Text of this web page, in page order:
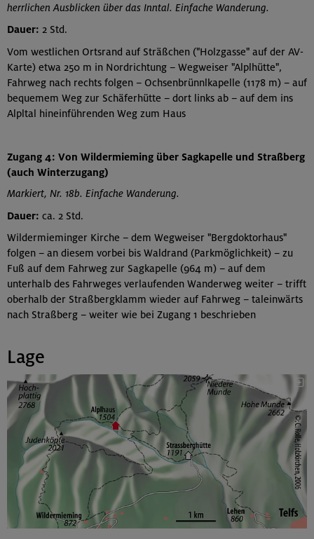
herrlichen Ausblicken über das Inntal. Einfache Wanderung.
Dauer: 2 Std.
Vom westlichen Ortsrand auf Sträßchen ("Holzgasse" auf der AV-
Karte) etwa 250 m in Nordrichtung – Wegweiser "Alplhütte",
Fahrweg nach rechts folgen – Ochsenbrünnlkapelle (1178 m) – auf
bequemem Weg zur Schäferhütte – dort links ab – auf dem ins
Alpltal hineinführenden Weg zum Haus
Zugang 4: Von Wildermieming über Sagkapelle und Straßberg
(auch Winterzugang)
Markiert, Nr. 18b. Einfache Wanderung.
Dauer: ca. 2 Std.
Wildermieminger Kirche – dem Wegweiser "Bergdoktorhaus"
folgen – an diesem vorbei bis Waldrand (Parkmöglichkeit) – zu
Fuß auf dem Fahrweg zur Sagkapelle (964 m) – auf dem
unterhalb des Fahrweges verlaufenden Wanderweg weiter – trifft
oberhalb der Straßbergklamm wieder auf Fahrweg – taleinwärts
nach Straßberg – weiter wie bei Zugang 1 beschrieben
Lage